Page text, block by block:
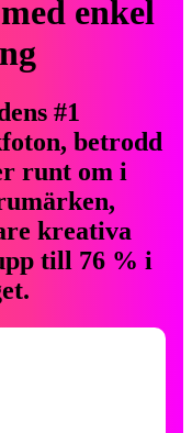
enkel
#1
betrodd
runt om i
kreativa
till 76 % i